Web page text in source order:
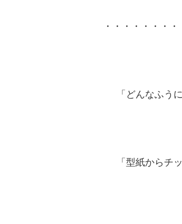
・・・・・・・・
「どんなふう
「型紙からチ